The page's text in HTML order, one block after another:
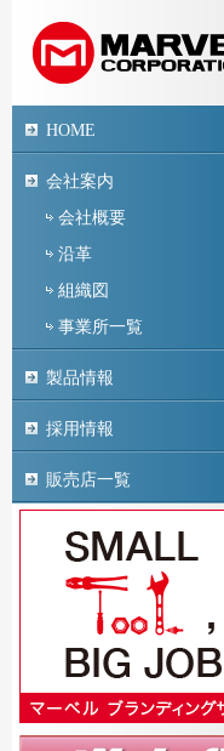
HOME
会社案内
会社概要
沿革
組織図
事業所一覧
製品情報
採用情報
販売店一覧